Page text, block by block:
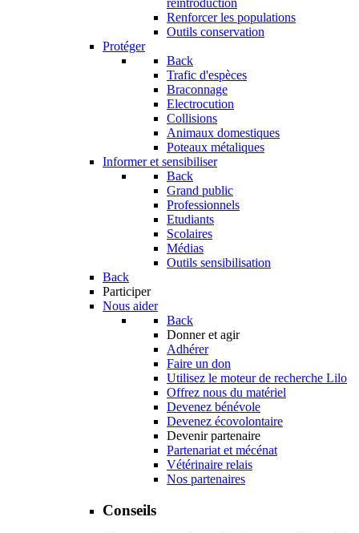
réintroduction
Renforcer les populations
Outils conservation
Protéger
Back
Trafic d'espèces
Braconnage
Electrocution
Collisions
Animaux domestiques
Poteaux métaliques
Informer et sensibiliser
Back
Grand public
Professionnels
Etudiants
Scolaires
Médias
Outils sensibilisation
Back
Participer
Nous aider
Back
Donner et agir
Adhérer
Faire un don
Utilisez le moteur de recherche Lilo
Offrez nous du matériel
Devenez bénévole
Devenez écovolontaire
Devenir partenaire
Partenariat et mécénat
Vétérinaire relais
Nos partenaires
Conseils